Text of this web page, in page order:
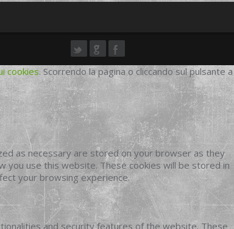
cookies. Scorrendo la pagina o cliccando sul pulsante a
as necessary are stored on your browser as they
you use this website. These cookies will be stored in
your browsing experience.
and security features of the website. These